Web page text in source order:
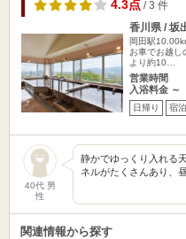
4.3点/ 3 件
香川県 / 坂
岡田駅
お車でお越
より約10…
営業時間
入浴料金 ～
日帰り 宿泊
40代 男
性
静かでゆっくり入れる
ネルがたくさんあり、
関連情報から探す